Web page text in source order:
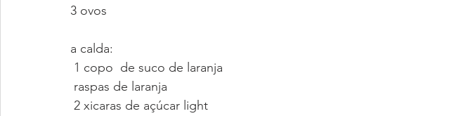
3 ovos
a calda:
1 copo  de suco de laranja
raspas de laranja
2 xicaras de açúcar light